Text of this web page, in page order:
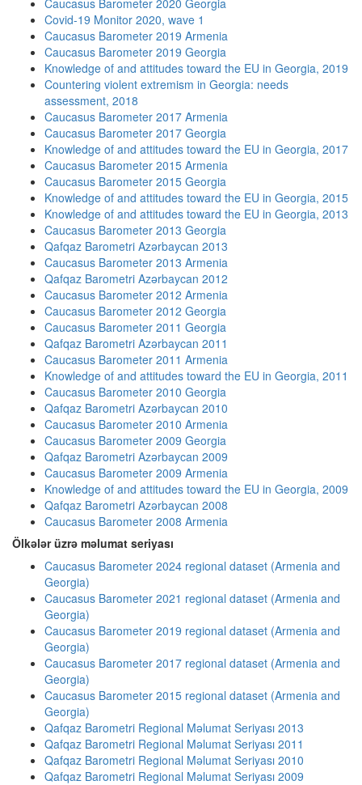
Caucasus Barometer 2020 Georgia
Covid-19 Monitor 2020, wave 1
Caucasus Barometer 2019 Armenia
Caucasus Barometer 2019 Georgia
Knowledge of and attitudes toward the EU in Georgia, 2019
Countering violent extremism in Georgia: needs
assessment, 2018
Caucasus Barometer 2017 Armenia
Caucasus Barometer 2017 Georgia
Knowledge of and attitudes toward the EU in Georgia, 2017
Caucasus Barometer 2015 Armenia
Caucasus Barometer 2015 Georgia
Knowledge of and attitudes toward the EU in Georgia, 2015
Knowledge of and attitudes toward the EU in Georgia, 2013
Caucasus Barometer 2013 Georgia
Qafqaz Barometri Azərbaycan 2013
Caucasus Barometer 2013 Armenia
Qafqaz Barometri Azərbaycan 2012
Caucasus Barometer 2012 Armenia
Caucasus Barometer 2012 Georgia
Caucasus Barometer 2011 Georgia
Qafqaz Barometri Azərbaycan 2011
Caucasus Barometer 2011 Armenia
Knowledge of and attitudes toward the EU in Georgia, 2011
Caucasus Barometer 2010 Georgia
Qafqaz Barometri Azərbaycan 2010
Caucasus Barometer 2010 Armenia
Caucasus Barometer 2009 Georgia
Qafqaz Barometri Azərbaycan 2009
Caucasus Barometer 2009 Armenia
Knowledge of and attitudes toward the EU in Georgia, 2009
Qafqaz Barometri Azərbaycan 2008
Caucasus Barometer 2008 Armenia
Ölkələr üzrə məlumat seriyası
Caucasus Barometer 2024 regional dataset (Armenia and
Georgia)
Caucasus Barometer 2021 regional dataset (Armenia and
Georgia)
Caucasus Barometer 2019 regional dataset (Armenia and
Georgia)
Caucasus Barometer 2017 regional dataset (Armenia and
Georgia)
Caucasus Barometer 2015 regional dataset (Armenia and
Georgia)
Qafqaz Barometri Regional Məlumat Seriyası 2013
Qafqaz Barometri Regional Məlumat Seriyası 2011
Qafqaz Barometri Regional Məlumat Seriyası 2010
Qafqaz Barometri Regional Məlumat Seriyası 2009